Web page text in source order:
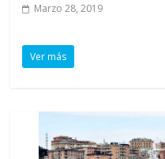
Marzo 28, 2019
Ver más